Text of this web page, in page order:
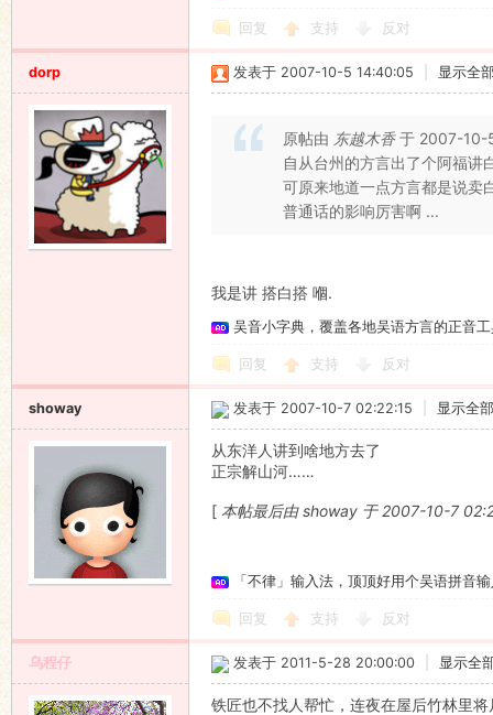
回复 支持 反对
dorp 发表于 2007-10-5 14:40:05 显示全
原帖由 东越木香于 2007-10-
自从台州的方言出了个阿福讲
可原来地道一点方言都是说卖
普通话的影响厉害啊 ...
我是讲 搭白搭 嗰.
吴音小字典，覆盖各地吴语方言的正音
回复 支持 反对
showay 发表于 2007-10-7 02:22:15 显示全
从东洋人讲到啥地方去了
正宗解山河……
[ 本帖最后由 showay 于 2007-10-7
「不律」输入法，顶顶好用个吴语拼音
回复 支持 反对
乌程仔 发表于 2011-5-28 20:00:00 显示全
铁匠也不找人帮忙，连夜在屋后竹林里